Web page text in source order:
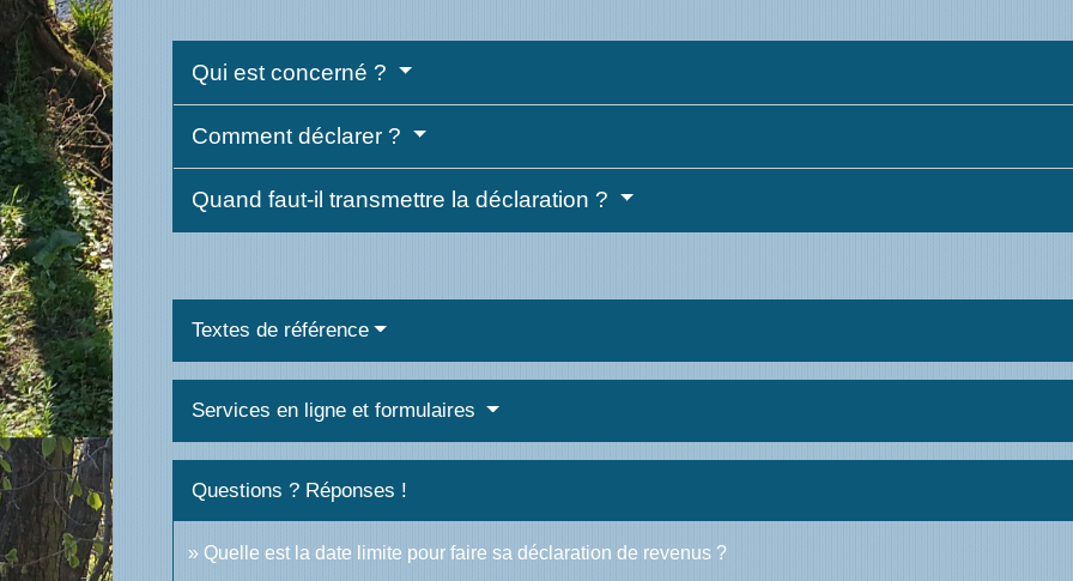
Qui est concerné ?
Comment déclarer ?
Quand faut-il transmettre la déclaration ?
Textes de référence
Services en ligne et formulaires
Questions ? Réponses !
Quelle est la date limite pour faire sa déclaration de revenus ?